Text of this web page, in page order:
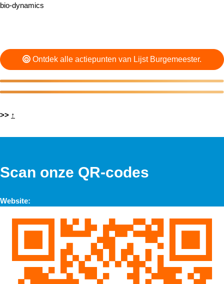
bio-dynamics
Ontdek alle actiepunten van Lijst Burgemeester.
>> ↑
Scan onze QR-codes
Website: